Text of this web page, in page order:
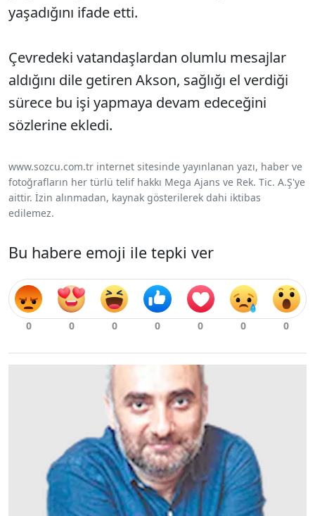
yaşadığını ifade etti.
Çevredeki vatandaşlardan olumlu mesajlar
aldığını dile getiren Akson, sağlığı el verdiği
sürece bu işi yapmaya devam edeceğini
sözlerine ekledi.
www.sozcu.com.tr internet sitesinde yayınlanan yazı, haber ve
fotoğrafların her türlü telif hakkı Mega Ajans ve Rek. Tic. A.Ş'ye
aittir. İzin alınmadan, kaynak gösterilerek dahi iktibas
edilemez.
Bu habere emoji ile tepki ver